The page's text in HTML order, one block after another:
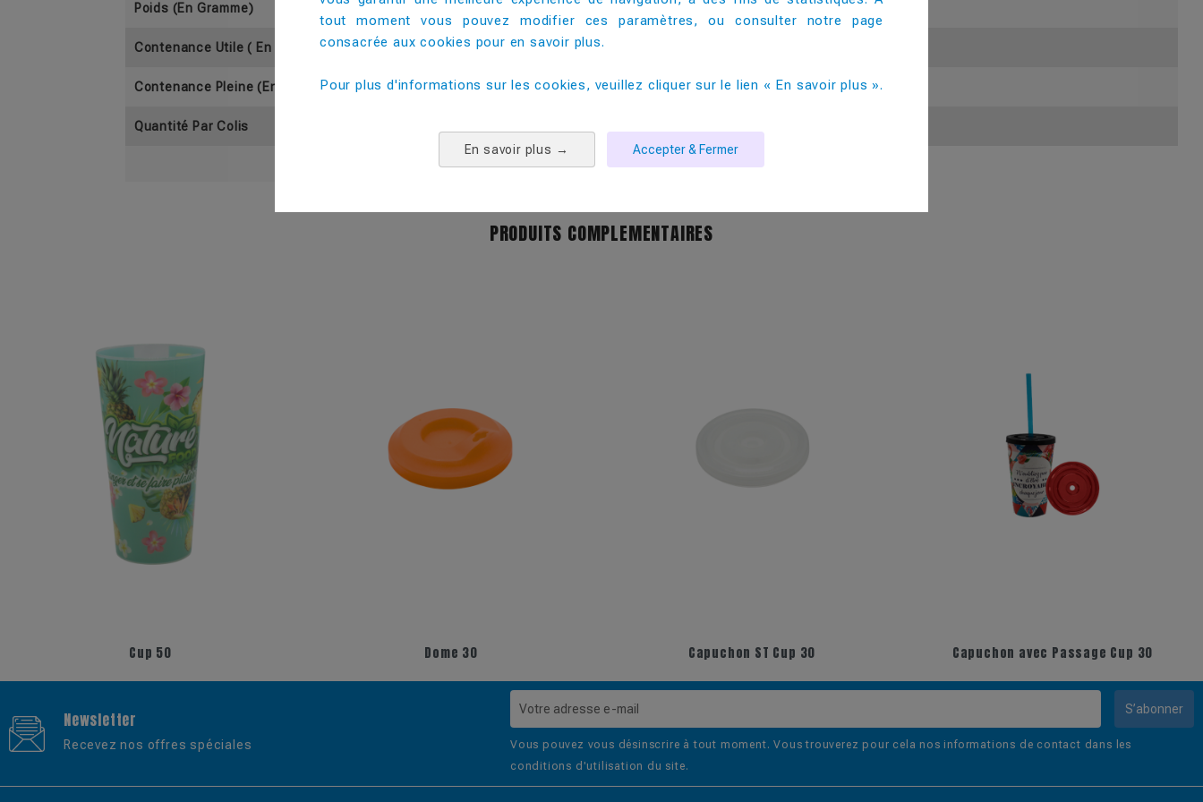
Poids (En Gramme) 30
Contenance Utile ( En Cl)
Contenance Pleine (En Cl) 33
Quantité Par Colis
PRODUITS COMPLEMENTAIRES
Cup 50 Dome 30 Capuchon ST Cup 30 Capuchon avec Passage Cup 30
Newsletter
Recevez nos offres spéciales
S’abonner
Vous pouvez vous désinscrire à tout moment. Vous trouverez pour cela nos informations de contact dans les
conditions d'utilisation du site.
tout moment vous pouvez modifier ces paramètres, ou consulter notre page
consacrée aux cookies pour en savoir plus. ​
Pour plus d'informations sur les cookies, veuillez cliquer sur le lien « En savoir plus ».
En savoir plus → Accepter & Fermer